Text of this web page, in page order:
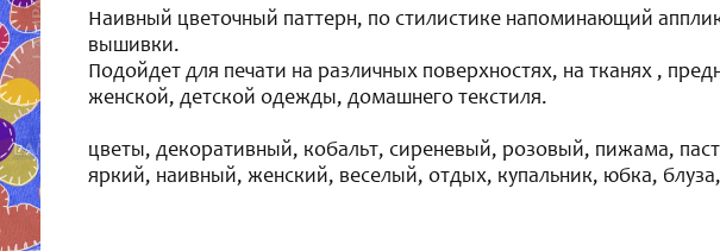
Наивный цветочный паттерн, по стилистике напоминающий
вышивки.
Подойдет для печати на различных поверхностях, на тканях ,
женской, детской одежды, домашнего текстиля.
цветы, декоративный, кобальт, сиреневый, розовый, пижама,
яркий, наивный, женский, веселый, отдых, купальник, юбка,